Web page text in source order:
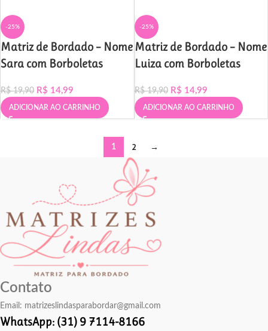
-25%
Matriz de Bordado – Nome
Sara com Borboletas
R$19,90 R$ 14,99
ADICIONAR AO CARRINHO
-25%
Matriz de Bordado – Nome
Luiza com Borboletas
R$19,90 R$ 14,99
ADICIONAR AO CARRINHO
1 2 →
Contato
Email: matrizeslindasparabordar@gmail.com
WhatsApp: (31) 9 7114-8166